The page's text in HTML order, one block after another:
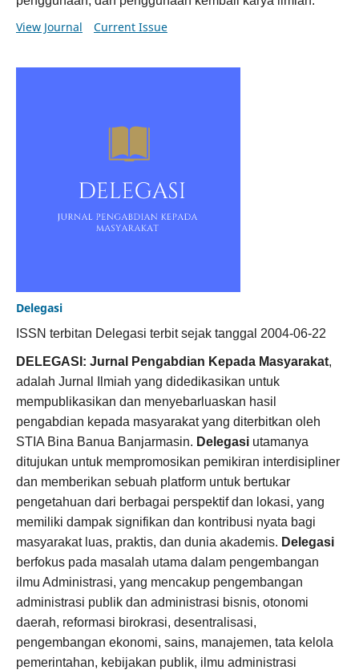
View Journal Current Issue
Delegasi
ISSN terbitan Delegasi terbit sejak tanggal 2004-06-22
DELEGASI: Jurnal Pengabdian Kepada Masyarakat,
adalah Jurnal Ilmiah yang didedikasikan untuk
mempublikasikan dan menyebarluaskan hasil
pengabdian kepada masyarakat yang diterbitkan oleh
STIA Bina Banua Banjarmasin. Delegasiutamanya
ditujukan untuk mempromosikan pemikiran interdisipliner
dan memberikan sebuah platform untuk bertukar
pengetahuan dari berbagai perspektif dan lokasi, yang
memiliki dampak signifikan dan kontribusi nyata bagi
masyarakat luas, praktis, dan dunia akademis. Delegasi
berfokus pada masalah utama dalam pengembangan
ilmu Administrasi, yang mencakup pengembangan
administrasi publik dan administrasi bisnis, otonomi
daerah, reformasi birokrasi, desentralisasi,
pengembangan ekonomi, sains, manajemen, tata kelola
pemerintahan, kebijakan publik, ilmu administrasi